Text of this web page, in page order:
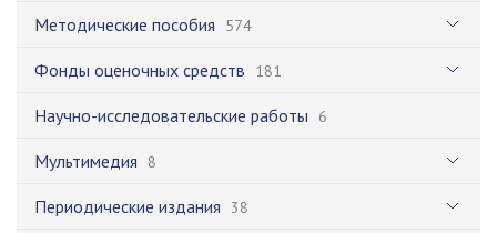
Методические пособия 574
Фонды оценочных средств 181
Научно-исследовательские работы 6
Мультимедия 8
Периодические издания 38